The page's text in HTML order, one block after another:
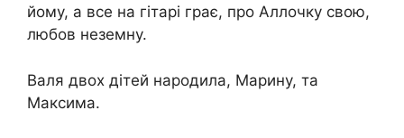
йому, а все на гітарі грає, про Аллочку свою,
любов неземну.
Валя двох дітей народила, Марину, та
Максима.